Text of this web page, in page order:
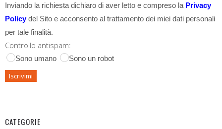
Inviando la richiesta dichiaro di aver letto e compreso la Privacy
Policydel Sito e acconsento al trattamento dei miei dati personali
per tale finalità.
Controllo antispam:
Sono umano Sono un robot
CATEGORIE